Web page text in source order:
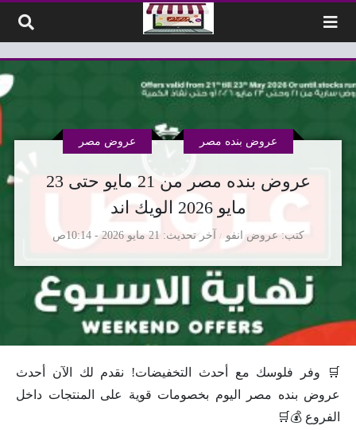
عروض بنده مصر من 21 مايو حتى 23
مايو 2026 الويك اند
كتب عروض انفو
عروض بنده مصر عروض مصر
آخر تحديث 21 مايو 2026 - 10:14ص
🛒 وفر فلوسك مع أحدث التخفيضات! نقدم لك الآن أحدث
عروض بنده مصر اليوم بخصومات قوية على المنتجات داخل
الفروع 💰🛒